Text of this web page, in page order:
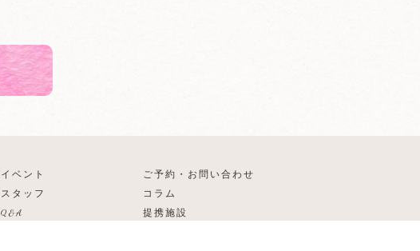
イベント
ご予約・お問い合わせ
スタッフ
コラム
Q&A 提携施設